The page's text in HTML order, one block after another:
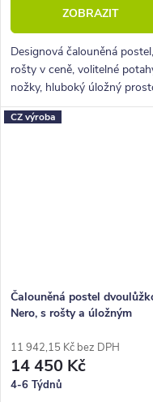
ZOBRAZIT
Designová čalouněná postel,
rošty v ceně, volitelné
nožky, hluboký úložný
CZ výroba
Čalouněná postel
Nero, s rošty a úložným
11 942,15 Kč bez DPH
14 450 Kč
4-6 Týdnů